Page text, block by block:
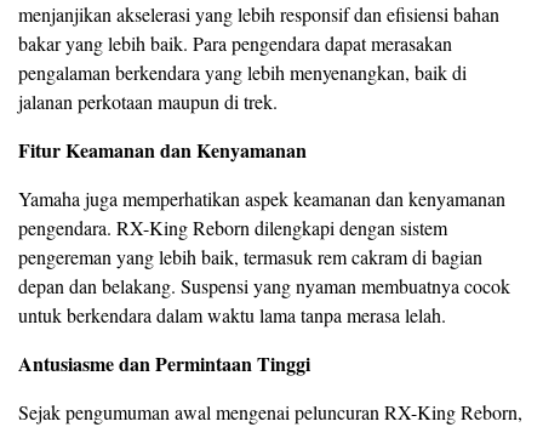
menjanjikan akselerasi yang lebih responsif dan efisiensi bahan
bakar yang lebih baik. Para pengendara dapat merasakan
pengalaman berkendara yang lebih menyenangkan, baik di
jalanan perkotaan maupun di trek.
Fitur Keamanan dan Kenyamanan
Yamaha juga memperhatikan aspek keamanan dan kenyamanan
pengendara. RX-King Reborn dilengkapi dengan sistem
pengereman yang lebih baik, termasuk rem cakram di bagian
depan dan belakang. Suspensi yang nyaman membuatnya cocok
untuk berkendara dalam waktu lama tanpa merasa lelah.
Antusiasme dan Permintaan Tinggi
Sejak pengumuman awal mengenai peluncuran RX-King Reborn,